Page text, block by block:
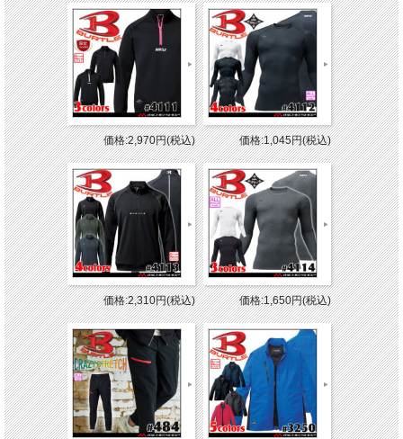
価格:2,970円(税込) 価格:1,045円(税込)
価格:2,310円(税込) 価格:1,650円(税込)